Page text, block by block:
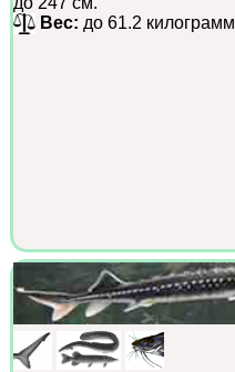
Вес: до 61.2 килограмм